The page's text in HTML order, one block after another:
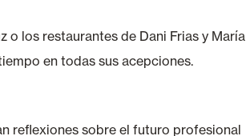
o los restaurantes de Dani Frias y María
en todas sus acepciones.
reflexiones sobre el futuro profesional